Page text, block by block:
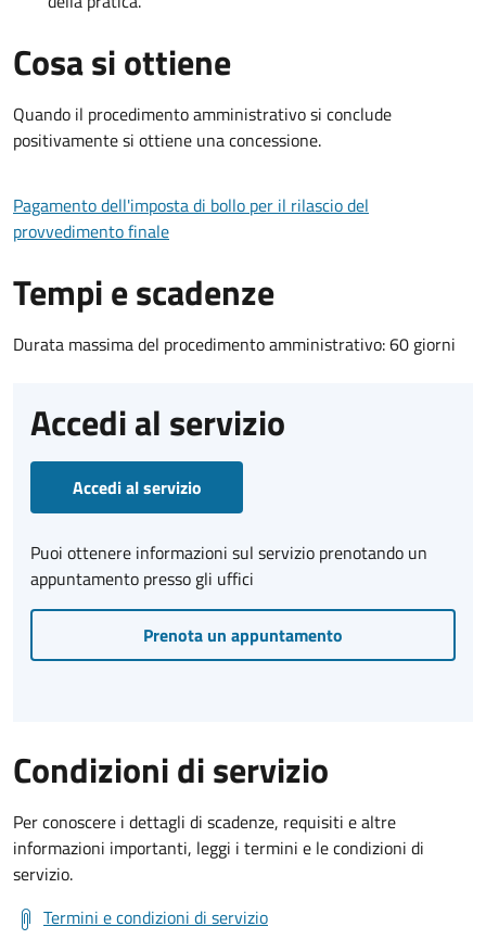
Cosa si ottiene
Quando il procedimento amministrativo si conclude
positivamente si ottiene una concessione.
Pagamento dell'imposta di bollo per il rilascio del
provvedimento finale
Tempi e scadenze
Durata massima del procedimento amministrativo: 60 giorni
Accedi al servizio
Accedi al servizio
Puoi ottenere informazioni sul servizio prenotando un
appuntamento presso gli uffici
Prenota un appuntamento
Condizioni di servizio
Per conoscere i dettagli di scadenze, requisiti e altre
informazioni importanti, leggi i termini e le condizioni di
servizio.
Termini e condizioni di servizio